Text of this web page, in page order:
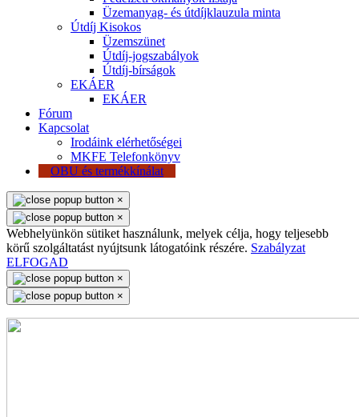
Üzemanyag- és útdíjklauzula minta
Útdíj Kisokos
Üzemszünet
Útdíj-jogszabályok
Útdíj-bírságok
EKÁER
EKÁER
Fórum
Kapcsolat
Irodáink elérhetőségei
MKFE Telefonkönyv
OBU és termékkínálat
×
×
Webhelyünkön sütiket használunk, melyek célja, hogy teljesebb
körű szolgáltatást nyújtsunk látogatóink részére. Szabályzat
ELFOGAD
×
×